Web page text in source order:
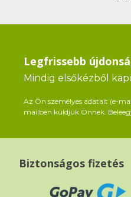
Legfrissebb
Mindig elsőkézből
Az Ön személyes adatait (e-
mailben küldjük Önnek.
Biztonságos fizetés